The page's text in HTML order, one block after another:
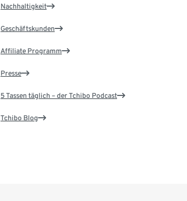
Nachhaltigkeit
Geschäftskunden
Affiliate Programm
Presse
5 Tassen täglich – der Tchibo Podcast
Tchibo Blog